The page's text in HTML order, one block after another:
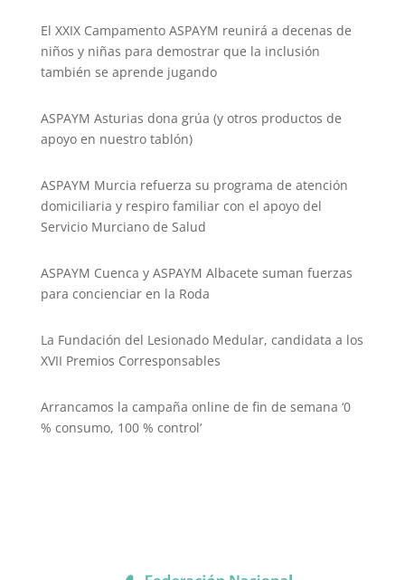
El XXIX Campamento ASPAYM reunirá a decenas de
niños y niñas para demostrar que la inclusión
también se aprende jugando
ASPAYM Asturias dona grúa (y otros productos de
apoyo en nuestro tablón)
ASPAYM Murcia refuerza su programa de atención
domiciliaria y respiro familiar con el apoyo del
Servicio Murciano de Salud
ASPAYM Cuenca y ASPAYM Albacete suman fuerzas
para concienciar en la Roda
La Fundación del Lesionado Medular, candidata a los
XVII Premios Corresponsables
Arrancamos la campaña online de fin de semana ‘0
% consumo, 100 % control’